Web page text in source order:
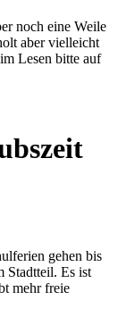
noch eine Weile
aber vielleicht
Lesen bitte auf
gehen bis
Stadtteil. Es ist
mehr freie